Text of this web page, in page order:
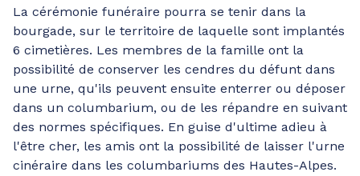
La cérémonie funéraire pourra se tenir dans la
bourgade, sur le territoire de laquelle sont implantés
6 cimetières. Les membres de la famille ont la
possibilité de conserver les cendres du défunt dans
une urne, qu'ils peuvent ensuite enterrer ou déposer
dans un columbarium, ou de les répandre en suivant
des normes spécifiques. En guise d'ultime adieu à
l'être cher, les amis ont la possibilité de laisser l'urne
cinéraire dans les columbariums des Hautes-Alpes.